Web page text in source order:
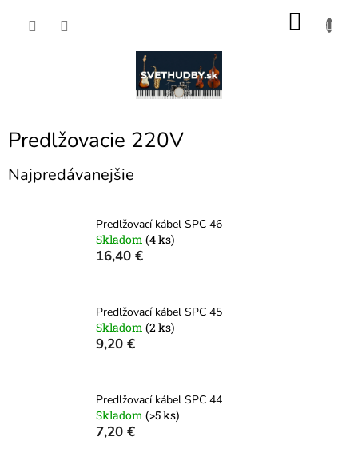
Predlžovacie 220V
Najpredávanejšie
Predlžovací kábel SPC 46
Skladom (4 ks)
16,40 €
Predlžovací kábel SPC 45
Skladom (2 ks)
9,20 €
Predlžovací kábel SPC 44
Skladom (>5 ks)
7,20 €